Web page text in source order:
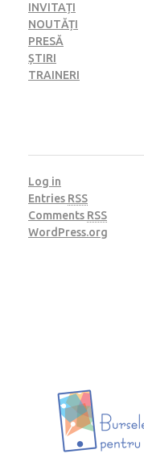
INVITAȚI
NOUTĂȚI
PRESĂ
ȘTIRI
TRAINERI
Log in
Entries RSS
Comments RSS
WordPress.org